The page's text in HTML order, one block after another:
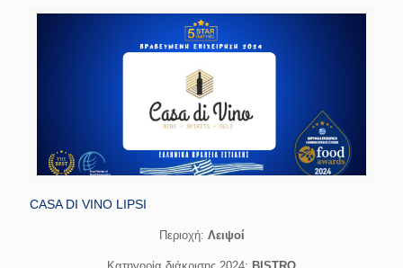
CASA DI VINO LIPSI
Περιοχή: Λειψοί